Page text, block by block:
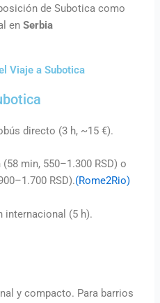
de Subotica como
enSerbia
Viaje a Subotica
directo (3 h, ~15 €).
(58 min, 550–1.300 RSD) o
RSD).(Rome2Rio)
internacional (5 h).
y compacto. Para barrios